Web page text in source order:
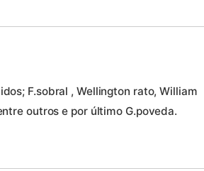
F.sobral , Wellington rato, William
outros e por último G.poveda.